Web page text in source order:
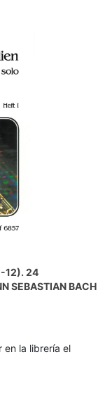
12). 24
SEBASTIAN BACH
en la librería el